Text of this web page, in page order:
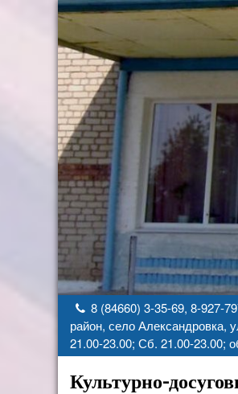
содержимому
8 (84660) 3-35-69, 8-927-
район, село Александровка,
21.00-23.00; Сб. 21.00-23.00;
Культурно-